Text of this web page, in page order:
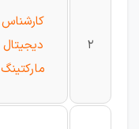
2
کارشناس
دیجیتال
مارکتینگ